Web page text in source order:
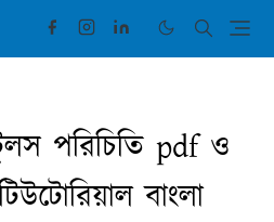
পরিচিতি pdf ও
বাংলা